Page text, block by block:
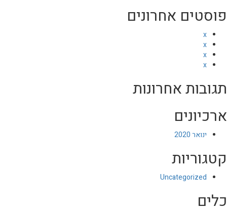
פוסטים אחרונים
x
x
x
x
תגובות אחרונות
ארכיונים
ינואר 2020
קטגוריות
Uncategorized
כלים